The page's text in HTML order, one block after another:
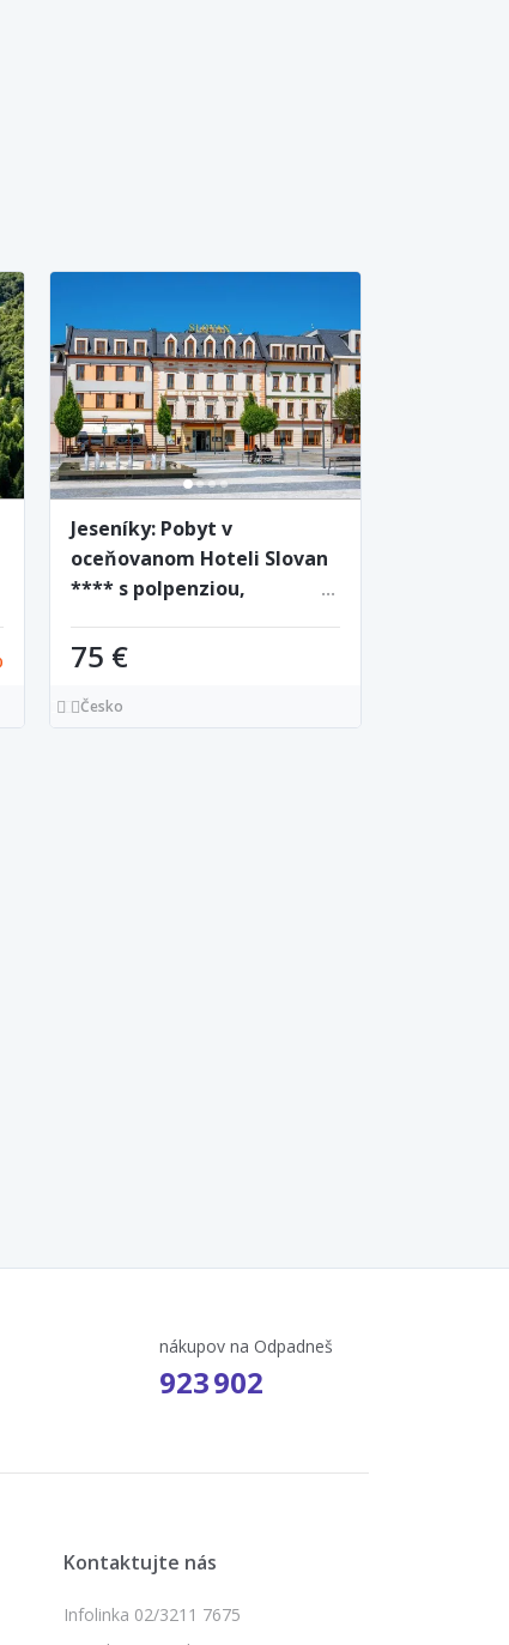
Jeseníky: Pobyt v
oceňovanom Hoteli Slovan
**** s polpenziou,
sauny a welcome drinkom
75 €
Česko
nákupov na Odpadneš
923 902
Kontaktujte nás
Infolinka 02/3211 7675